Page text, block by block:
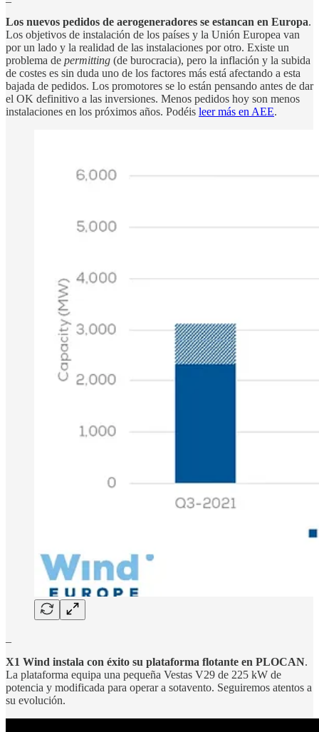
Los nuevos pedidos de aerogeneradores se estancan en Europa.
Los objetivos de instalación de los países y la Unión Europea van
por un lado y la realidad de las instalaciones por otro. Existe un
problema de permitting (de burocracia), pero la inflación y la subida
de costes es sin duda uno de los factores más está afectando a esta
bajada de pedidos. Los promotores se lo están pensando antes de dar
el OK definitivo a las inversiones. Menos pedidos hoy son menos
instalaciones en los próximos años. Podéis leer más en AEE.
X1 Wind instala con éxito su plataforma flotante en PLOCAN.
La plataforma equipa una pequeña Vestas V29 de 225 kW de
potencia y modificada para operar a sotavento. Seguiremos atentos a
su evolución.